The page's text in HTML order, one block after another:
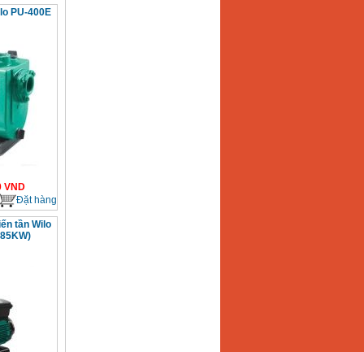
PU-400E
VND
Đặt hàng
tần Wilo